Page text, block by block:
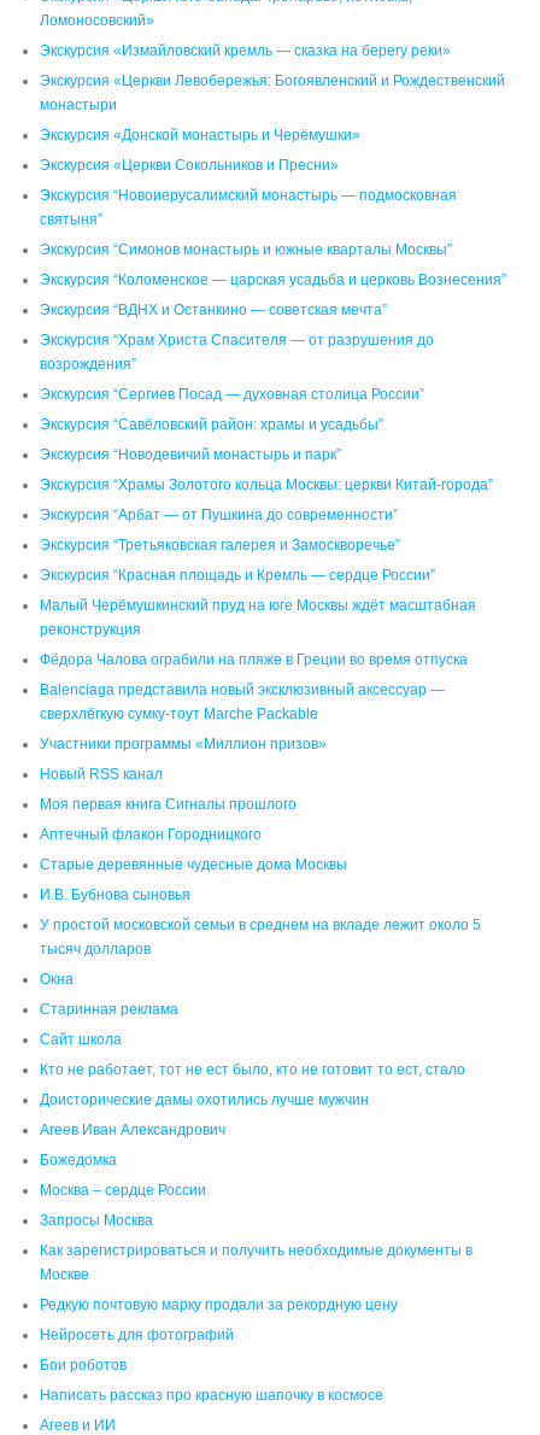
Ломоносовский»
Экскурсия «Измайловский кремль — сказка на берегу реки»
Экскурсия «Церкви Левобережья: Богоявленский и Рождественский
монастыри
Экскурсия «Донской монастырь и Черёмушки»
Экскурсия «Церкви Сокольников и Пресни»
Экскурсия “Новоиерусалимский монастырь — подмосковная
святыня”
Экскурсия “Симонов монастырь и южные кварталы Москвы”
Экскурсия “Коломенское — царская усадьба и церковь Вознесения”
Экскурсия “ВДНХ и Останкино — советская мечта”
Экскурсия “Храм Христа Спасителя — от разрушения до
возрождения”
Экскурсия “Сергиев Посад — духовная столица России”
Экскурсия “Савёловский район: храмы и усадьбы”
Экскурсия “Новодевичий монастырь и парк”
Экскурсия “Храмы Золотого кольца Москвы: церкви Китай-города”
Экскурсия “Арбат — от Пушкина до современности”
Экскурсия “Третьяковская галерея и Замоскворечье”
Экскурсия “Красная площадь и Кремль — сердце России”
Малый Черёмушкинский пруд на юге Москвы ждёт масштабная
реконструкция
Фёдора Чалова ограбили на пляже в Греции во время отпуска
Balenciaga представила новый эксклюзивный аксессуар —
сверхлёгкую сумку-тоут Marche Packable
Участники программы «Миллион призов»
Новый RSS канал
Моя первая книга Сигналы прошлого
Аптечный флакон Городницкого
Старые деревянные чудесные дома Москвы
И.В. Бубнова сыновья
У простой московской семьи в среднем на вкладе лежит около 5
тысяч долларов
Окна
Старинная реклама
Сайт школа
Кто не работает, тот не ест было, кто не готовит то ест, стало
Доисторические дамы охотились лучше мужчин
Агеев Иван Александрович
Божедомка
Москва – сердце России
Запросы Москва
Как зарегистрироваться и получить необходимые документы в
Москве
Редкую почтовую марку продали за рекордную цену
Нейросеть для фотографий
Бои роботов
Написать рассказ про красную шапочку в космосе
Агеев и ИИ